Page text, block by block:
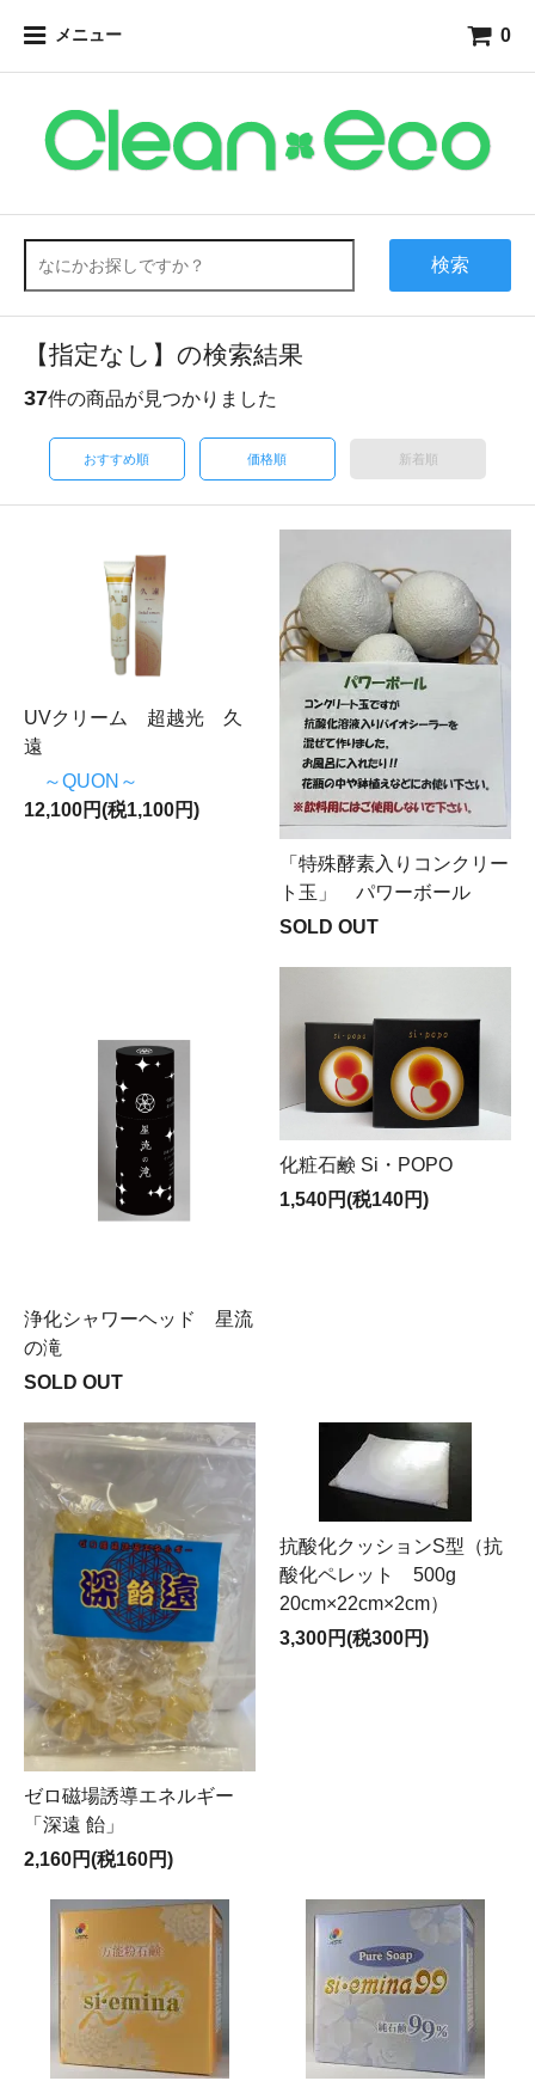
メニュー 0
検索
【指定なし】の検索結果
37件の商品が見つかりました
おすすめ順 価格順 新着順
UVクリーム 超越光 久
遠
～QUON～
12,100円(税1,100円)
「特殊酵素入りコンクリー
ト玉」 パワーボール
SOLD OUT
浄化シャワーヘッド 星流
の滝
SOLD OUT
化粧石鹸 Si・POPO
1,540円(税140円)
ゼロ磁場誘導エネルギー
「深遠 飴」
2,160円(税160円)
抗酸化クッションS型（抗
酸化ペレット 500g
20cm×22cm×2cm）
3,300円(税300円)